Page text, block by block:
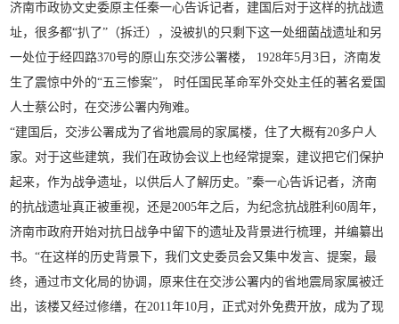
济南市政协文史委原主任秦一心告诉记者，建国后对于这样的抗战遗
址，很多都“扒了”（拆迁），没被扒的只剩下这一处细菌战遗址和另
一处位于经四路370号的原山东交涉公署楼， 1928年5月3日，济南发
生了震惊中外的“五三惨案”， 时任国民革命军外交处主任的著名爱国
人士蔡公时，在交涉公署内殉难。
“建国后，交涉公署成为了省地震局的家属楼，住了大概有20多户人
家。对于这些建筑，我们在政协会议上也经常提案，建议把它们保护
起来，作为战争遗址，以供后人了解历史。”秦一心告诉记者，济南
的抗战遗址真正被重视，还是2005年之后，为纪念抗战胜利60周年，
济南市政府开始对抗日战争中留下的遗址及背景进行梳理，并编纂出
书。“在这样的历史背景下，我们文史委员会又集中发言、提案，最
终，通过市文化局的协调，原来住在交涉公署内的省地震局家属被迁
出，该楼又经过修缮，在2011年10月，正式对外免费开放，成为了现